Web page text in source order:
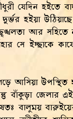
যেদিন হইতে
হইয়া
আর সহিতে
সে ইচ্ছাকে
আসিয়া উপস্থিত
বাঁকুড়া জেলার
বালুময়